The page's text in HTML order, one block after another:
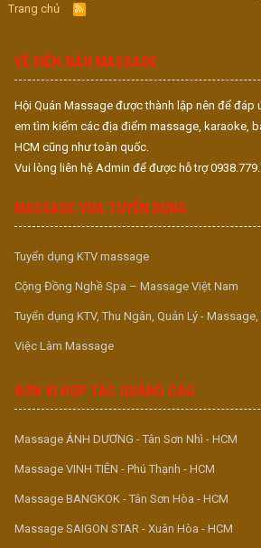
Trang chủ
R
S
VỀ DIỄN ĐÀN MASSAGE
Hội Quán Massage được thành lập nên để đáp
em tìm kiếm các địa điểm massage, karaoke,
HCM cũng như toàn quốc.
Vui lòng liên hệ Admin để được hỗ trợ
MASSAGE VUA TUYỂN DỤNG
Tuyển dụng KTV massage
Cộng Đồng Nghề Spa – Massage Việt Nam
Tuyển dụng KTV, Thu Ngân, Quản Lý -
Việc Làm Massage
ĐƠN VỊ HỢP TÁC QUẢNG CÁO
Massage ÁNH DƯƠNG - Tân Sơn Nhì - HCM
Massage VINH TIÊN - Phú Thạnh - HCM
Massage BANGKOK - Tân Sơn Hòa - HCM
Massage SAIGON STAR - Xuân Hòa - HCM